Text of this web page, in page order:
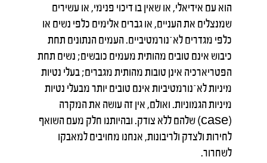
הוא עם אידיאלי, או שאין בו דיכוי פנימי, או עשירים
שמנצלים את העניים, או גברים אלימים כלפי נשים או
כלפי מגדרים לא־נורמטיביים. העמים הנתונים תחת
כיבוש אינם טובים מהותית מעמים כובשים; נשים תחת
הפטריארכיה אינן טובות מהותית מגברים; בעלי נטיות
מיניות לא־נורמטיביות אינם טובים יותר מבעלי נטיות
מיניות הגמוניות. ואולם, אין זה עושה את המקרה
(case) שלהם ללא צודק. ובהיותנו חלק מעם השואף
לחירות ולצדק ולריבונות, אנחנו מחויבים למאבקו
לשחרור.